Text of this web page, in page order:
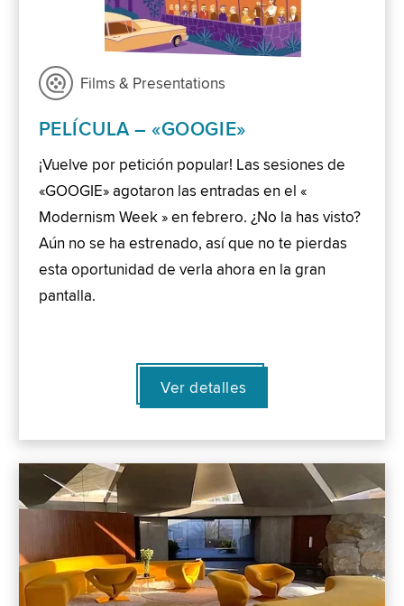
Films & Presentations
PELÍCULA – «GOOGIE»
¡Vuelve por petición popular! Las sesiones de
«GOOGIE» agotaron las entradas en el «
Modernism Week » en febrero. ¿No la has visto?
Aún no se ha estrenado, así que no te pierdas
esta oportunidad de verla ahora en la gran
pantalla.
Ver detalles